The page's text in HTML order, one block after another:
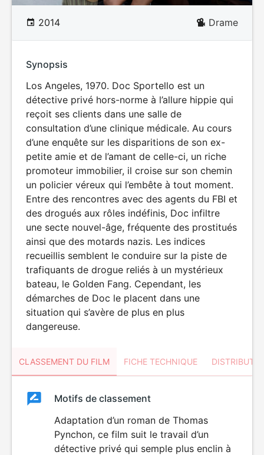
2014 Drame
Synopsis
Los Angeles, 1970. Doc Sportello est un
détective privé hors-norme à l’allure hippie qui
reçoit ses clients dans une salle de
consultation d’une clinique médicale. Au cours
d’une enquête sur les disparitions de son ex-
petite amie et de l’amant de celle-ci, un riche
promoteur immobilier, il croise sur son chemin
un policier véreux qui l’embête à tout moment.
Entre des rencontres avec des agents du FBI et
des drogués aux rôles indéfinis, Doc infiltre
une secte nouvel-âge, fréquente des prostitués
ainsi que des motards nazis. Les indices
recueillis semblent le conduire sur la piste de
trafiquants de drogue reliés à un mystérieux
bateau, le Golden Fang. Cependant, les
démarches de Doc le placent dans une
situation qui s’avère de plus en plus
dangereuse.
CLASSEMENT DU FILM FICHE TECHNIQUE
ClassementClassement
Motifs de classement
Adaptation d’un roman de Thomas
Pynchon, ce film suit le travail d’un
détective privé qui semple plus enclin à